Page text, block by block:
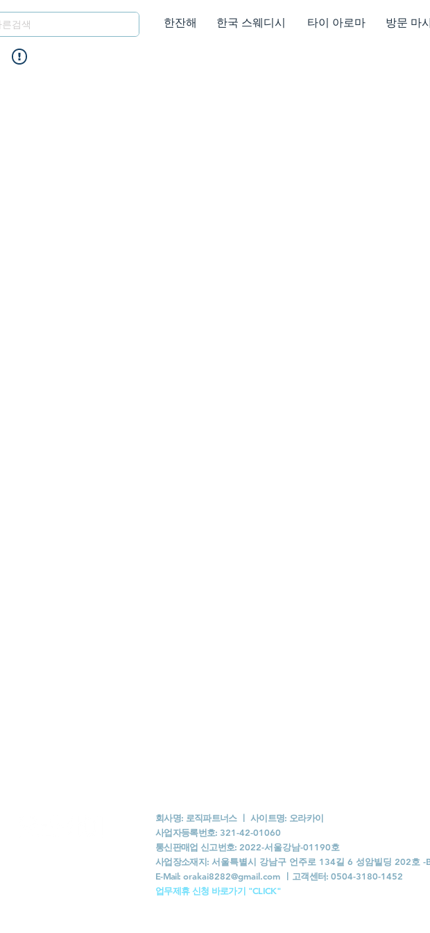
한국 스웨디시
한잔해 타이 아로마 방문 마
회사명: 로직파트너스 ㅣ 사이트명: 오라카이
사업자등록번호: 321-42-01060
통신판매업 신고번호: 2022-서울강남-01190호
사업장소재지: 서울특별시 강남구 언주로 134길 6 성암빌딩 202호 -
​E-Mail: orakai8282@gmail.comㅣ 고객센터: 0504-3180-1452
​업무제휴 신청 바로가기 "CLICK"